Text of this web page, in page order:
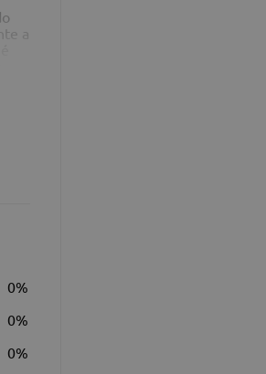
a
0%
0%
0%